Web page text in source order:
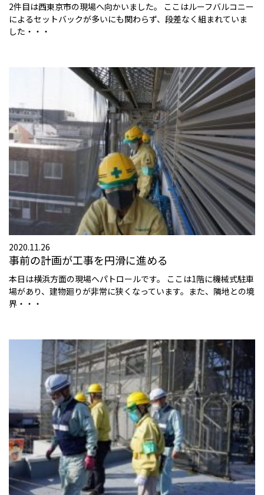
2件目は西東京市の現場へ向かいました。 ここはルーフバルコニー
によるセットバックが多いにも関わらず、段差なく組まれていま
した・・・
2020.11.26
事前の計画が工事を円滑に進める
本日は横浜方面の現場へパトロールです。 ここは1階に機械式駐車
場があり、建物廻りが非常に狭くなっています。また、隣地との境
界・・・